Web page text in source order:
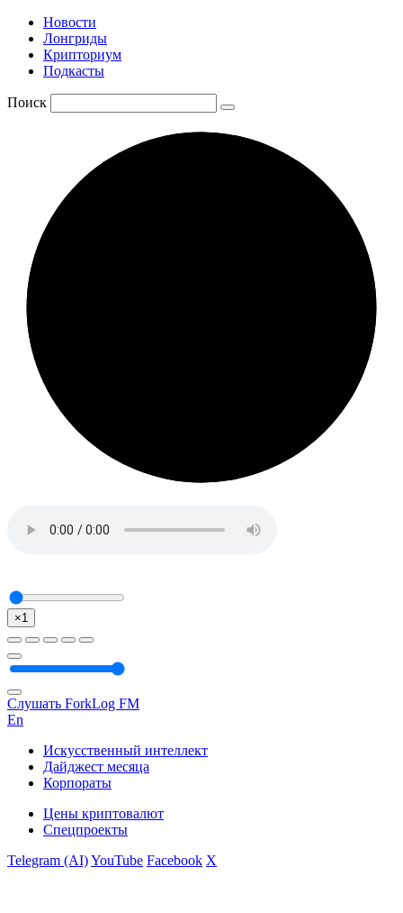
Новости
Лонгриды
Крипториум
Подкасты
Поиск
×1
Слушать ForkLog FM
En
Искусственный интеллект
Дайджест месяца
Корпораты
Цены криптовалют
Спецпроекты
Telegram (AI)YouTube Facebook X